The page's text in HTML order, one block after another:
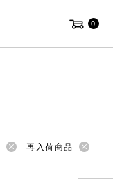
0
再入荷商品